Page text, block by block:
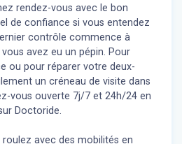
rendez-vous avec le bon
de confiance si vous entendez
contrôle commence à
avez eu un pépin. Pour
ou pour réparer votre deux-
un créneau de visite dans
vous ouverte 7j/7 et 24h/24 en
Doctoride.
avec des mobilités en